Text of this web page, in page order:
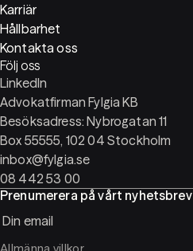
Advokatfirman Fylgia KB
Besöksadress: Nybrogatan 11
Box 55555, 102 04 Stockholm
inbox@fylgia.se
08 442 53 00
Följ oss
LinkedIn
Karriär
Hållbarhet
Kontakta oss
Prenumerera på vårt nyhetsbrev
Allmänna villkor